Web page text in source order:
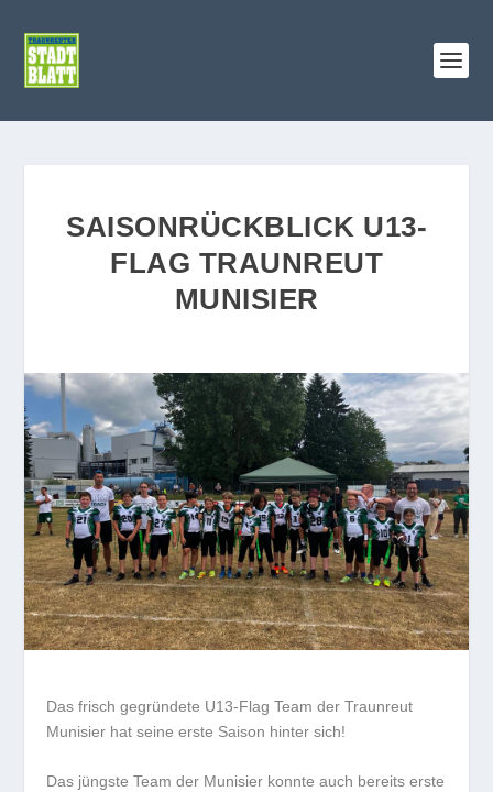
SAISONRÜCKBLICK U13-
FLAG TRAUNREUT
MUNISIER
Das frisch gegründete U13-Flag Team der Traunreut
Munisier hat seine erste Saison hinter sich!
Das jüngste Team der Munisier konnte auch bereits erste